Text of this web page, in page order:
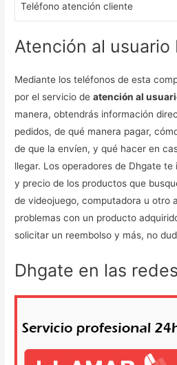
Teléfono atención cliente
Atención al usuario
Mediante los teléfonos de esta
por el servicio deatención al
manera, obtendrás información
pedidos, de qué manera pagar,
de que la envíen, y qué hacer en
llegar. Los operadores de Dhgate
y precio de los productos que
de videojuego, computadora u otro
problemas con un producto
solicitar un reembolso y más, no
Dhgate en las